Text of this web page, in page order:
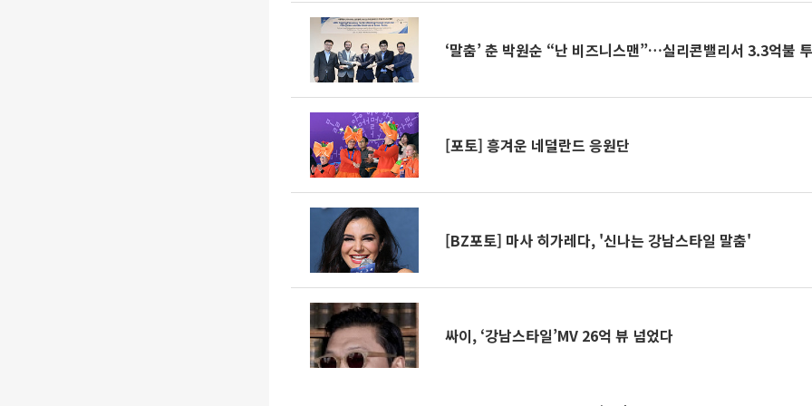
‘말춤’ 춘 박원순 “난 비즈니스맨”…실리콘밸리서 3.3억불
[포토] 흥겨운 네덜란드 응원단
[BZ포토] 마사 히가레다, '신나는 강남스타일 말춤'
싸이, ‘강남스타일’MV 26억 뷰 넘었다